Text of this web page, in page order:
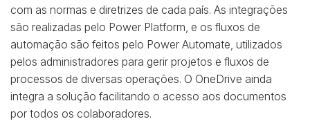
com as normas e diretrizes de cada país. As integrações
são realizadas pelo Power Platform, e os fluxos de
automação são feitos pelo Power Automate, utilizados
pelos administradores para gerir projetos e fluxos de
processos de diversas operações. O OneDrive ainda
integra a solução facilitando o acesso aos documentos
por todos os colaboradores.